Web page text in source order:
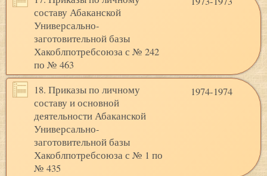
составу Абаканской
Универсально-
заготовительной базы
Хакоблпотребсоюза с № 242
по № 463
18. Приказы по личному
составу и основной
деятельности Абаканской
Универсально-
заготовительной базы
Хакоблпотребсоюза с № 1 по
№ 435
1974-1974